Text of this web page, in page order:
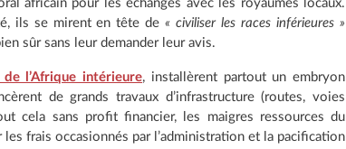
africain pour les échanges avec les royaumes locaux.
ils se mirent en tête de« civiliser les races inférieures »
sûr sans leur demander leur avis.
de l’Afrique intérieure, installèrent partout un embryon
de grands travaux d’infrastructure (routes, voies
cela sans profit financier, les maigres ressources du
frais occasionnés par l’administration et la pacification